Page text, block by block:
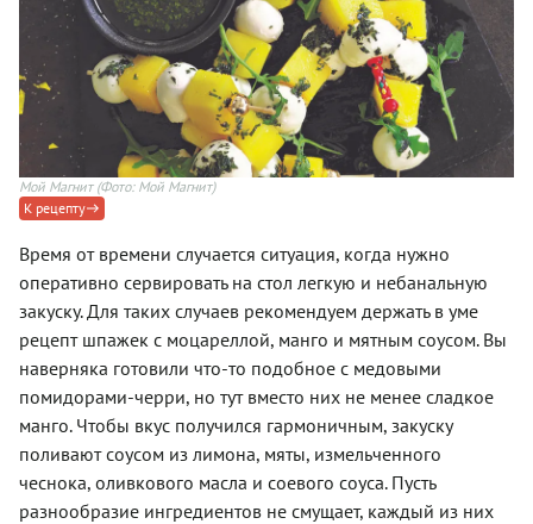
Мой Магнит(Фото: Мой Магнит)
К рецепту
Время от времени случается ситуация, когда нужно
оперативно сервировать на стол легкую и небанальную
закуску. Для таких случаев рекомендуем держать в уме
рецепт шпажек с моцареллой, манго и мятным соусом. Вы
наверняка готовили что-то подобное с медовыми
помидорами-черри, но тут вместо них не менее сладкое
манго. Чтобы вкус получился гармоничным, закуску
поливают соусом из лимона, мяты, измельченного
чеснока, оливкового масла и соевого соуса. Пусть
разнообразие ингредиентов не смущает, каждый из них